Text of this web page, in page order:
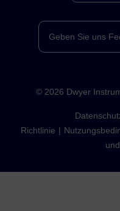
Geben Sie uns
© 2026 Dwyer
Richtlinie